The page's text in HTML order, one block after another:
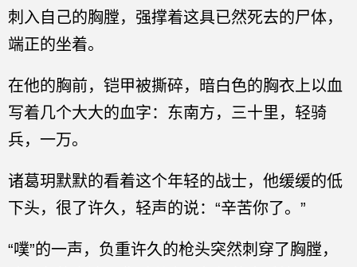
刺入自己的胸膛，强撑着这具已然死去的尸体，
端正的坐着。
在他的胸前，铠甲被撕碎，暗白色的胸衣上以血
写着几个大大的血字：东南方，三十里，轻骑
兵，一万。
诸葛玥默默的看着这个年轻的战士，他缓缓的低
下头，很了许久，轻声的说：“辛苦你了。”
“噗”的一声，负重许久的枪头突然刺穿了胸膛，